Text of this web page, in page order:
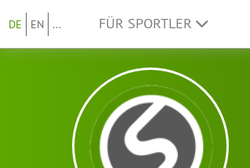
DE EN ... FÜR SPORTLER